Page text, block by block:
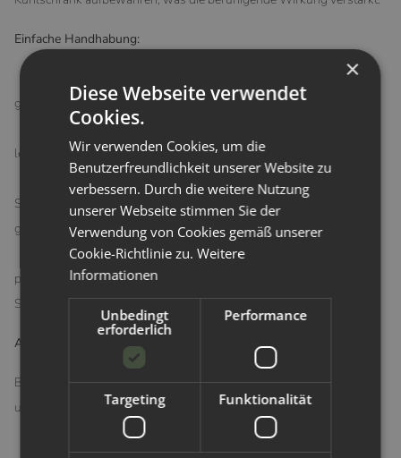
Einfache Handhabung:
Hände waschen: Vor der Anwendung solltest Du Deine Hände
gründlich waschen.
Gel-Pad anbringen: Das Gel-Pad auf die trockene Brustwarze
legen und sanft andrücken.
Vor dem Stillen entfernen: Entferne das Pad vor der nächsten
Stillmahlzeit, prüfe die Brustwarze auf Rückstände und reinige sie
gegebenenfalls.
Länger wiederverwendbar: Bewahre das Gel-Pad in der
praktischen Aufbewahrungsschale auf und verwende es bis zu 72
Stunden lang.
Aufbewahrung:
Bewahre die Soothies® Gel-Pads an einem kühlen, trockenen Ort
und außerhalb der Reichweite von Kindern auf.
×
Diese Webseite verwendet
Cookies.
Wir verwenden Cookies, um die
Benutzerfreundlichkeit unserer Website zu
verbessern. Durch die weitere Nutzung
unserer Webseite stimmen Sie der
Verwendung von Cookies gemäß unserer
Cookie-Richtlinie zu.Weitere
Informationen
Unbedingt
erforderlich
Performance
Targeting Funktionalität